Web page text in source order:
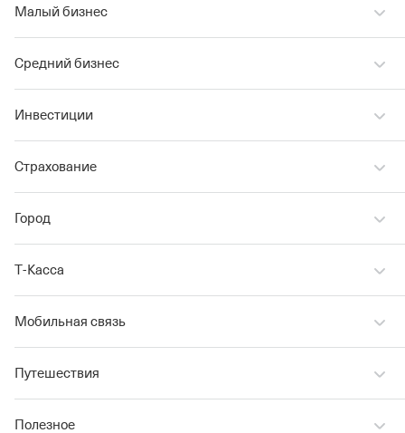
Малый бизнес
Средний бизнес
Инвестиции
Страхование
Город
Т‑Касса
Мобильная связь
Путешествия
Полезное